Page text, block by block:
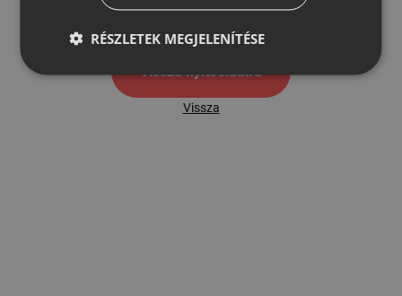
Vissza nyítóoldalra
Vissza
RÉSZLETEK MEGJELENÍTÉSE